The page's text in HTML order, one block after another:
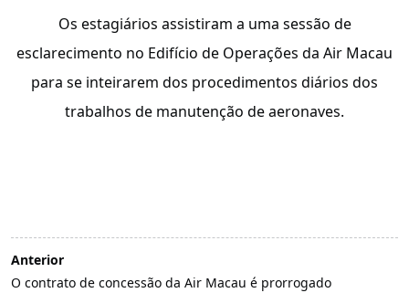
Os estagiários assistiram a uma sessão de
esclarecimento no Edifício de Operações da Air Macau
para se inteirarem dos procedimentos diários dos
trabalhos de manutenção de aeronaves.
Anterior
O contrato de concessão da Air Macau é prorrogado